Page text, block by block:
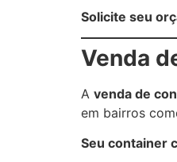
Solicite seu
Venda
A venda de
em bairros
Seu container